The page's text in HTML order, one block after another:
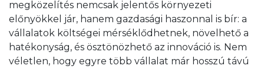
megközelítés nemcsak jelentős környezeti
előnyökkel jár, hanem gazdasági haszonnal is bír: a
vállalatok költségei mérséklődhetnek, növelhető a
hatékonyság, és ösztönözhető az innováció is. Nem
véletlen, hogy egyre több vállalat már hosszú távú